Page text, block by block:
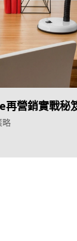
再營銷實戰秘
略